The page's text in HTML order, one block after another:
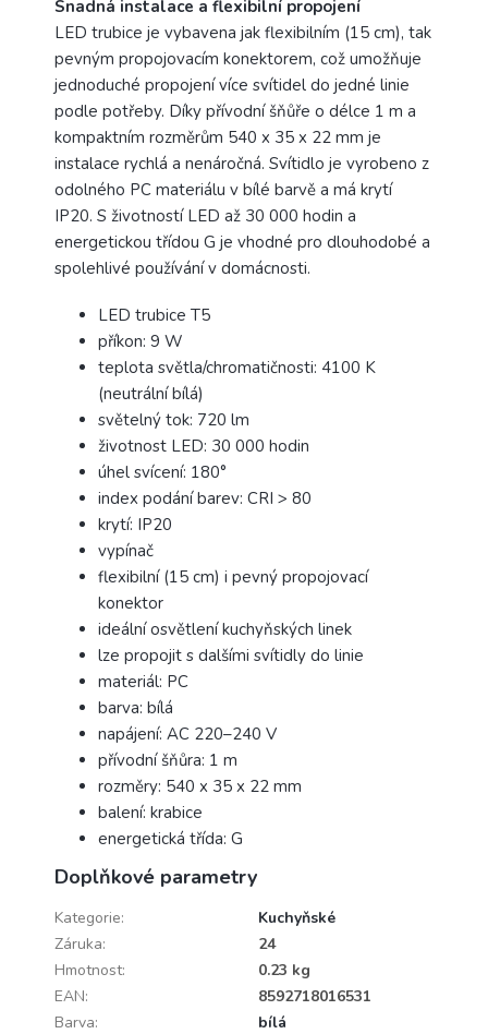
Snadná instalace a flexibilní propojení
LED trubice je vybavena jak flexibilním (15 cm), tak
pevným propojovacím konektorem, což umožňuje
jednoduché propojení více svítidel do jedné linie
podle potřeby. Díky přívodní šňůře o délce 1 m a
kompaktním rozměrům 540 x 35 x 22 mm je
instalace rychlá a nenáročná. Svítidlo je vyrobeno z
odolného PC materiálu v bílé barvě a má krytí
IP20. S životností LED až 30 000 hodin a
energetickou třídou G je vhodné pro dlouhodobé a
spolehlivé používání v domácnosti.
LED trubice T5
příkon: 9 W
teplota světla/chromatičnosti: 4100 K
(neutrální bílá)
světelný tok: 720 lm
životnost LED: 30 000 hodin
úhel svícení: 180°
index podání barev: CRI > 80
krytí: IP20
vypínač
flexibilní (15 cm) i pevný propojovací
konektor
ideální osvětlení kuchyňských linek
lze propojit s dalšími svítidly do linie
materiál: PC
barva: bílá
napájení: AC 220–240 V
přívodní šňůra: 1 m
rozměry: 540 x 35 x 22 mm
balení: krabice
energetická třída: G
Doplňkové parametry
Kategorie:
Kuchyňské
Záruka:
24
Hmotnost:
0.23 kg
EAN:
8592718016531
Barva:
bílá